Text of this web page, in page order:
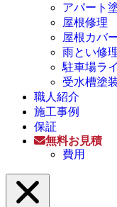
アパート
屋根修理
屋根カバ
雨とい修
駐車場ラ
受水槽塗
職人紹介
施工事例
保証
無料お見積
費用